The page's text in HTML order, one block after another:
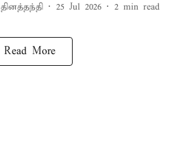
தினத்தந்தி 25 Jul 2026 2 min read
Read More